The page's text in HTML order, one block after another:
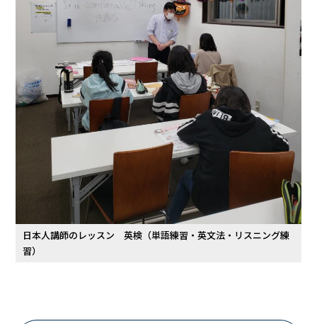
日本人講師のレッスン 英検（単語練習・英文法・リスニング練
習）